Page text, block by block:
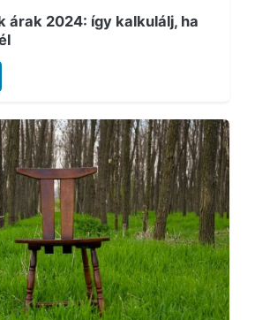
árak 2024: így kalkulálj, ha